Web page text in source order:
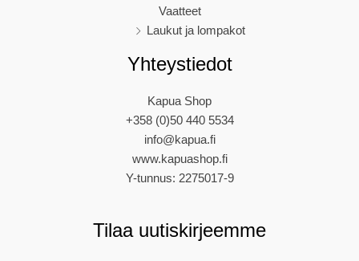
Vaatteet
Laukut ja lompakot
Yhteystiedot
Kapua Shop
+358 (0)50 440 5534
info@kapua.fi
www.kapuashop.fi
Y-tunnus: 2275017-9
Tilaa uutiskirjeemme